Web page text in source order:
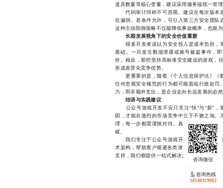
道具数量等核心变量，建议采用服务端统一管
代码审计同样不可忽视。建议在每次版本
在漏洞。若条件允许，可引入第三方安全团
这种主动防御策略不仅能降低事故概率，也能
长期发展视角下的安全价值重塑
很多开发者误以为安全投入是成本负担，
基础。一旦发生数据泄露或账号被盗事件，
价。相反，那些坚持高标准安全建设的游戏，
形成差异化竞争优势。
更重要的是，随着《个人信息保护法》《
任何忽视安全规范的行为都可能面临行政处
力，而非额外支出，是企业走向长远发展的必
结语与实践建议
公众号游戏开发不应只关注“快”与“新”，
因，才能在激烈的市场竞争中立于不败之地
理，每一步都需谨慎对待。真正的创新，从
破。
我们专注于公众号游戏开发领域多年，积
术架构，帮助客户规避各类潜在风险。无论是
支持，我们都提供一站式解决方案，确保项目
咨询热线
18140119082